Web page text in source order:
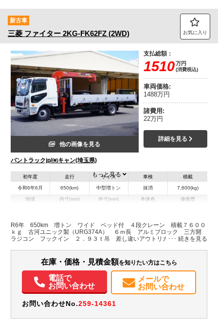
新古車
三菱 ファイター 2KG-FK62FZ (2WD) お気に入り
他の画像を見る
バントラックjp/㈲キャン(埼玉県)
支払総額：
1510万円
(消費税込)
車両価格:
1488万円
諸費用:
22万円
詳細を見る
初年度
令和6年6月
走行
650(km)
サイズ
中型増トン
車検
抹消
積載
7,600(kg)
地域 内寸(mm)
H:390
外寸(mm)
H:3,000
本体色 修復歴
装備情報
電動格納ミラー
もっと見る
R6年 650km 増トン ワイド ベッド付 ４段クレーン 積載７６００
ｋｇ 古河ユニック製（URG374A） ６ｍ長 アルミブロック 三方開
ラジコン フックイン ２．９３ｔ吊 差し違いアウトリガー 角足 坂
車線逸脱警報 警報型 ミラーヒーター ＨＩＤヘッドライト オートエ
アコン ６速ＭＴ在庫・価格・見積金額を知りたい方はこちら
電話で
お問い合わせ
メールで
お問い合わせ
お問い合わせNo.259-14361